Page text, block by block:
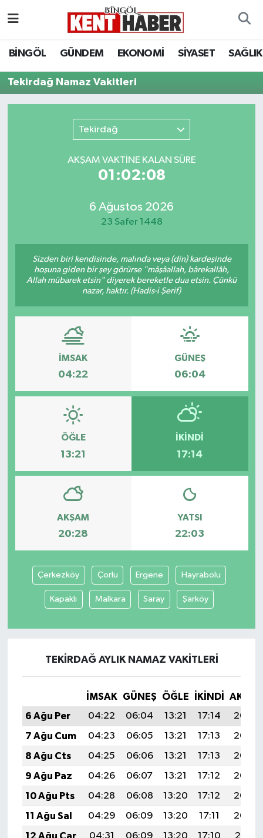
BİNGÖL GÜNDEM EKONOMİ SİYASET SAĞLIK
Tekirdağ Namaz Vakitleri
Tekirdağ
AKŞAM VAKTİNE KALAN SÜRE
01:02:08
6 Ağustos 2026
23 Safer 1448
Sizden biri kendisinde, malında veya (din) kardeşinde
hoşuna giden bir şey görürse "mâşâallah, bârekallâh,
Allah mübarek etsin" diyerek bereketle dua etsin. Çünkü
nazar, haktır. (Hadis-i Şerif)
İMSAK
04:22
GÜNEŞ
06:04
ÖĞLE
13:21
İKINDI
17:14
AKŞAM
20:28
YATSI
22:03
Çerkezköy Çorlu Ergene Hayrabolu
Kapaklı Malkara Saray Şarköy
TEKIRDAĞ AYLIK NAMAZ VAKITLERI
İMSAK GÜNEŞ ÖĞLE İKINDI
6 Ağu Per
04:22 06:04 13:21 17:14
20:28
7 Ağu Cum
04:23 06:05 13:21 17:13
20:27
8 Ağu Cts
04:25 06:06 13:21 17:13
20:26
9 Ağu Paz
04:26 06:07 13:21 17:12
20:25
10 Ağu Pts
04:28 06:08 13:20 17:12
20:23
11 Ağu Sal
04:29 06:09 13:20 17:11
20:22
12 Ağu Çar
04:31 06:09 13:20 17:10
20:21
BİLİM-TEKNOLOJİ
DÜNYA
EKONOMİ
KARLIOVA
KİĞI
MERKEZ
RESMİ İLANLAR
SAĞLIK
SİYASET
SOLHAN
YAYLADERE
Bingöl Hava Durumu
Bingöl Namaz Vakitleri
Bingöl Trafik Yoğunluk Haritası
Süper Lig Puan Durumu ve Fikstür
Son Dakika Haberleri
Haber Arşivi